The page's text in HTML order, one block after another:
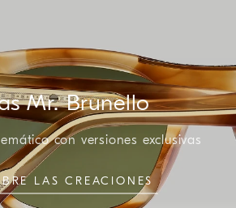
Mr. Brunello
con versiones exclusivas
LAS CREACIONES